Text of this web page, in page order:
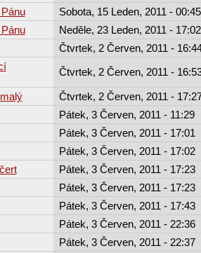
Sobota, 15 Leden, 2011 - 00:45
Neděle, 23 Leden, 2011 - 17:02
Čtvrtek, 2 Červen, 2011 -
Čtvrtek, 2 Červen, 2011 -
Čtvrtek, 2 Červen, 2011 -
Pátek, 3 Červen, 2011 - 11:29
Pátek, 3 Červen, 2011 - 17:01
Pátek, 3 Červen, 2011 - 17:02
Pátek, 3 Červen, 2011 - 17:23
Pátek, 3 Červen, 2011 - 17:23
Pátek, 3 Červen, 2011 - 17:43
Pátek, 3 Červen, 2011 - 22:36
Pátek, 3 Červen, 2011 - 22:37